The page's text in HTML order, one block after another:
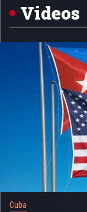
Videos
Cuba